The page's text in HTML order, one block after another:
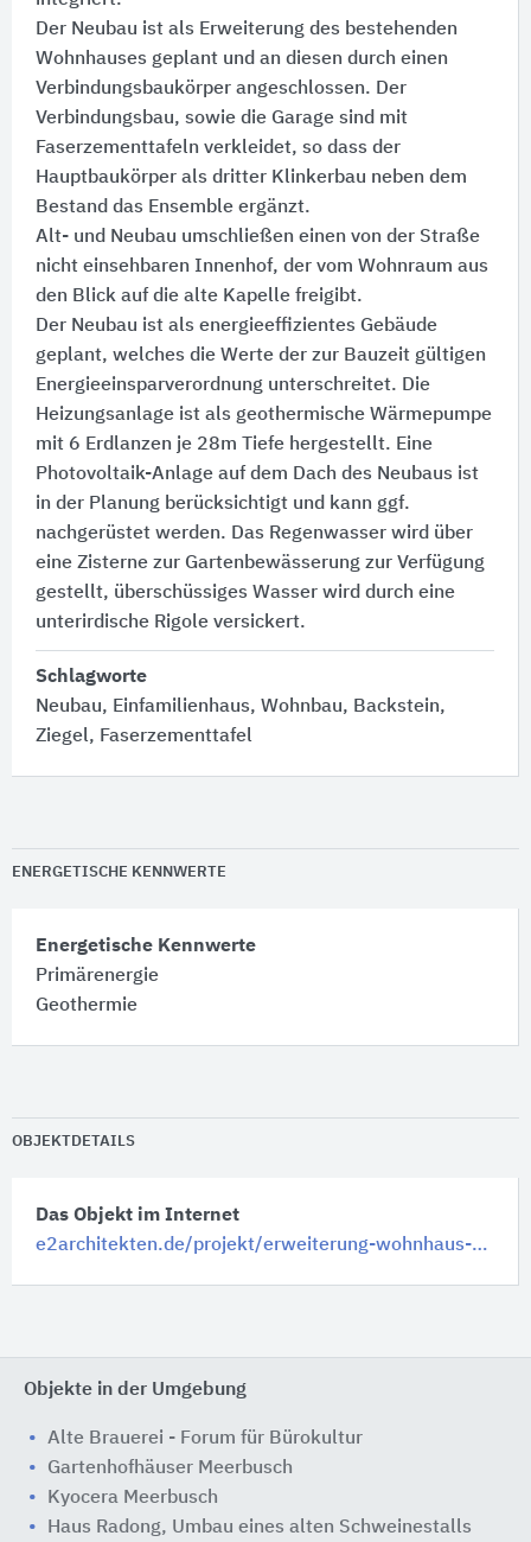
Der Neubau ist als Erweiterung des bestehenden
Wohnhauses geplant und an diesen durch einen
Verbindungsbaukörper angeschlossen. Der
Verbindungsbau, sowie die Garage sind mit
Faserzementtafeln verkleidet, so dass der
Hauptbaukörper als dritter Klinkerbau neben dem
Bestand das Ensemble ergänzt.
Alt- und Neubau umschließen einen von der Straße
nicht einsehbaren Innenhof, der vom Wohnraum aus
den Blick auf die alte Kapelle freigibt.
Der Neubau ist als energieeffizientes Gebäude
geplant, welches die Werte der zur Bauzeit gültigen
Energieeinsparverordnung unterschreitet. Die
Heizungsanlage ist als geothermische Wärmepumpe
mit 6 Erdlanzen je 28m Tiefe hergestellt. Eine
Photovoltaik-Anlage auf dem Dach des Neubaus ist
in der Planung berücksichtigt und kann ggf.
nachgerüstet werden. Das Regenwasser wird über
eine Zisterne zur Gartenbewässerung zur Verfügung
gestellt, überschüssiges Wasser wird durch eine
unterirdische Rigole versickert.
Schlagworte
Neubau, Einfamilienhaus, Wohnbau, Backstein,
Ziegel, Faserzementtafel
ENERGETISCHE KENNWERTE
Energetische Kennwerte
Primärenergie
Geothermie
OBJEKTDETAILS
Das Objekt im Internet
e2architekten.de/projekt/erweiterung-wohnhaus-k-meerbusch/
Objekte in der Umgebung
Alte Brauerei - Forum für Bürokultur
Gartenhofhäuser Meerbusch
Kyocera Meerbusch
Haus Radong, Umbau eines alten Schweinestalls